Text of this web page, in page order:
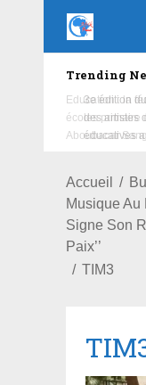
Trending
Education : la
écoles primaire
Aboubacar
Accueil
Musique Au
Signe Son
Paix’’
TIM3